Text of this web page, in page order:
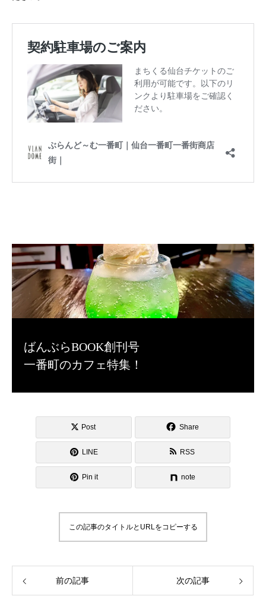
ばんぶらBOOK創刊号
一番町のカフェ特集！
Post Share
LINE RSS
Pin it note
この記事のタイトルとURLをコピーする
前の記事 次の記事